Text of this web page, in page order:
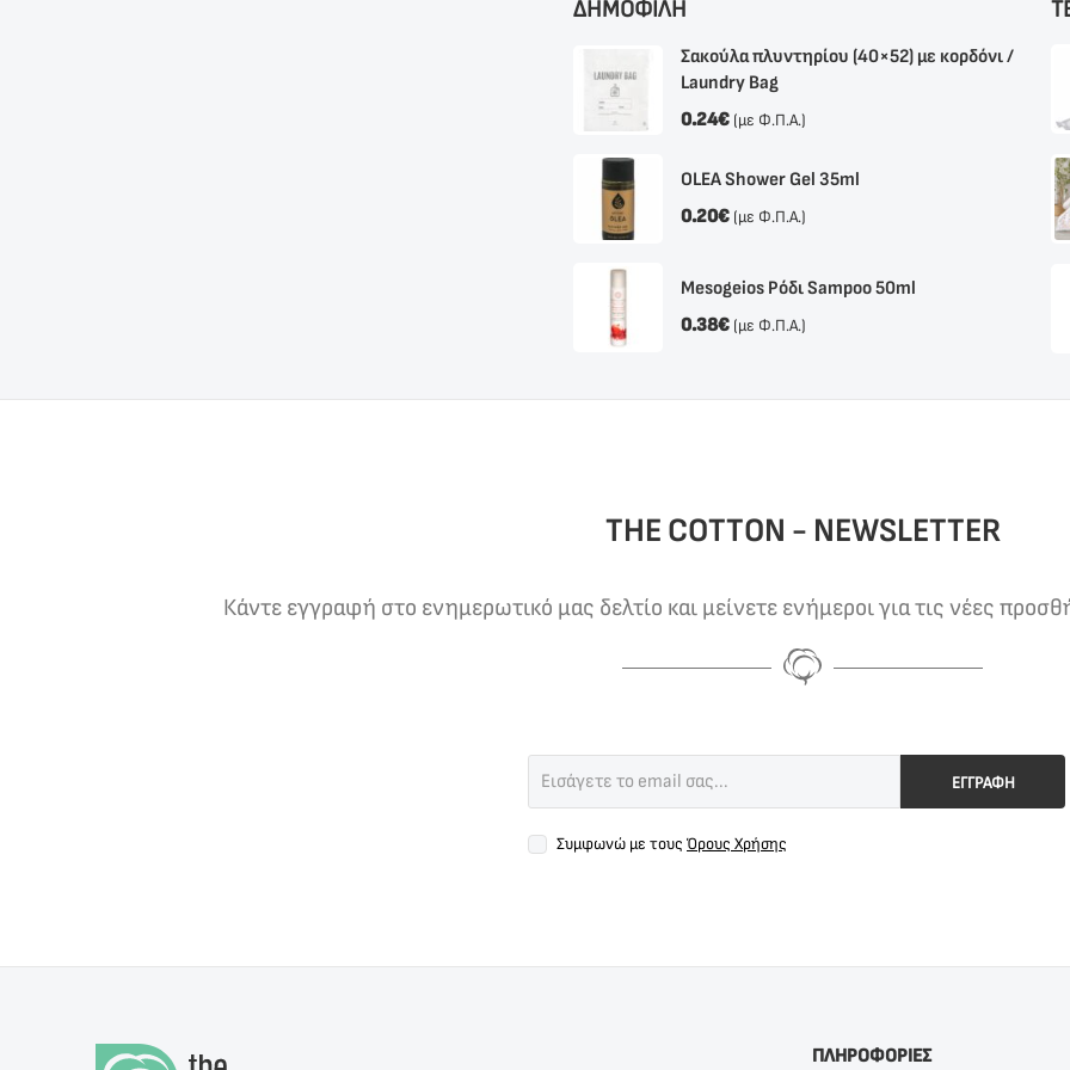
ΔΗΜΟΦΙΛΗ
Σακούλα πλυντηρίου (40×52) με κορδόνι /
Laundry Bag
0.24€ (με Φ.Π.Α.)
OLEA Shower Gel 35ml
0.20€ (με Φ.Π.Α.)
Mesogeios Ρόδι Sampoo 50ml
0.38€ (με Φ.Π.Α.)
THE COTTON - NEWSLETTER
Κάντε εγγραφή στο ενημερωτικό μας δελτίο και μείνετε ενήμεροι για τις νέες
ΕΓΓΡΑΦΗ
Συμφωνώ με τους Όρους Χρήσης
ΠΛΗΡΟΦΟΡΙΕΣ